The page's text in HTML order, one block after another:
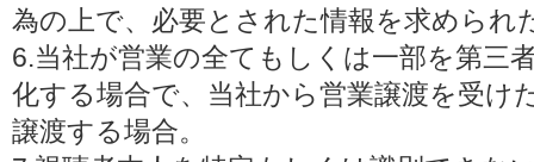
為の上で、必要とされた情報を求められ
6.当社が営業の全てもしくは一部を第三
化する場合で、当社から営業譲渡を受け
譲渡する場合。